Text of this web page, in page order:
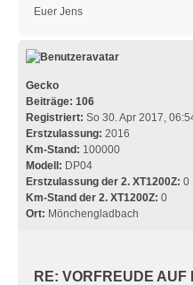
Euer Jens
Gecko
Beiträge: 106
Registriert: So 30. Apr 2017,
Erstzulassung: 2016
Km-Stand: 100000
Modell: DP04
Erstzulassung der 2. XT1200Z: 0
Km-Stand der 2. XT1200Z: 0
Ort: Mönchengladbach
RE: VORFREUDE AUF